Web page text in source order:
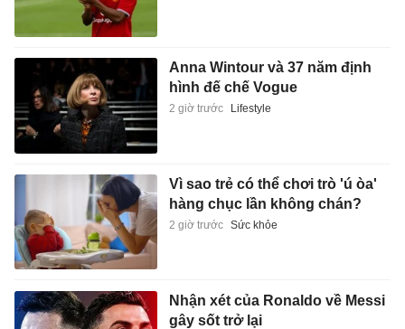
Anna Wintour và 37 năm định
hình đế chế Vogue
2 giờ trước Lifestyle
Vì sao trẻ có thể chơi trò 'ú òa'
hàng chục lần không chán?
2 giờ trước Sức khỏe
Nhận xét của Ronaldo về Messi
gây sốt trở lại